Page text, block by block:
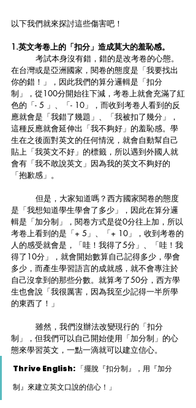
以下我們就來探討這些傷害吧！
1.英文考卷上的「扣分」造成莫大的羞恥感。
在台灣或是亞洲國家，閱卷的態度是「我要找出
你的錯！」，因此我們的算分邏輯是「扣分
制」，從100分開始往下減，考卷上就會充滿了紅
色的「- 5 」、「- 10」，而收到考卷人看到的反
應就會是「我錯了幾題」、「我被扣了幾分」，
這種反應就會延伸出「我不夠好」的羞恥感。學
生在之後面對英文的任何情況，就會自動幫自己
貼上「我英文不好」的標籤，所以遇到外國人就
會有「我不敢說英文」因為我的英文不夠好的
「抱歉感」。
是「我想知道學生學會了多少」，因此在算分邏
輯是「加分制」，閱卷方式是從0分往上加，所以
考卷上看到的是「+ 5」、「+ 10」，收到考卷的
人的感受就會是，「哇！我得了5分」、「哇！我
得了10分」，就會開始數算自己記得多少，學會
多少，而產生學習語言的成就感，就不會專注於
自己沒拿到的那些分數。就算考了50分，西方學
生也會說「我很厲害，因為我至少記得一半所學
的東西了！」
制」，但我們可以自己開始使用「加分制」的心
態來學習英文，一點一滴就可以建立信心。
Thrive English: 「擺脫『扣分制』，用『加分
制』來建立英文口說的信心！」